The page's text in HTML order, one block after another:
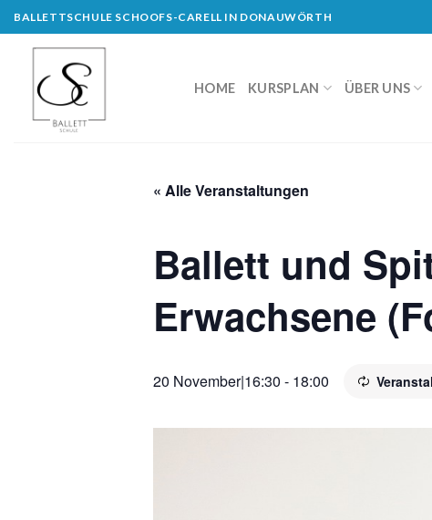
Skip
to
BALLETTSCHULE SCHOOFS-CARELL IN DONAUWÖRTH
HOME KURSPLAN ÜBER UNS
« Alle Veranstaltungen
Ballett und
Erwachsene
20 November|16:30 - 18:00